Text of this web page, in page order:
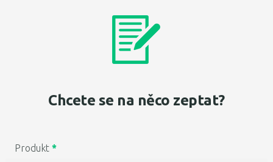
Chcete se na něco zeptat?
Produkt*